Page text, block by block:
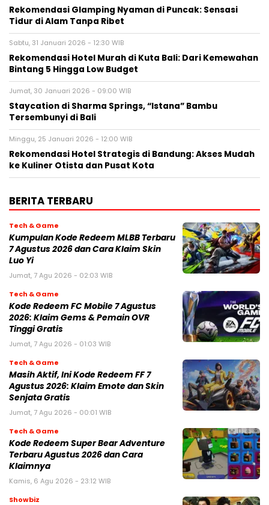
Rekomendasi Glamping Nyaman di Puncak: Sensasi
Tidur di Alam Tanpa Ribet
Sabtu, 31 Januari 2026 - 12:30 WIB
Rekomendasi Hotel Murah di Kuta Bali: Dari Kemewahan
Bintang 5 Hingga Low Budget
Jumat, 30 Januari 2026 - 09:00 WIB
Staycation di Sharma Springs, “Istana” Bambu
Tersembunyi di Bali
Minggu, 25 Januari 2026 - 12:00 WIB
Rekomendasi Hotel Strategis di Bandung: Akses Mudah
ke Kuliner Otista dan Pusat Kota
BERITA TERBARU
Tech & Game
Kumpulan Kode Redeem MLBB Terbaru
7 Agustus 2026 dan Cara Klaim Skin
Luo Yi
Jumat, 7 Agu 2026 - 02:03 WIB
Tech & Game
Kode Redeem FC Mobile 7 Agustus
2026: Klaim Gems & Pemain OVR
Tinggi Gratis
Jumat, 7 Agu 2026 - 01:03 WIB
Tech & Game
Masih Aktif, Ini Kode Redeem FF 7
Agustus 2026: Klaim Emote dan Skin
Senjata Gratis
Jumat, 7 Agu 2026 - 00:01 WIB
Tech & Game
Kode Redeem Super Bear Adventure
Terbaru Agustus 2026 dan Cara
Klaimnya
Kamis, 6 Agu 2026 - 23:12 WIB
Showbiz